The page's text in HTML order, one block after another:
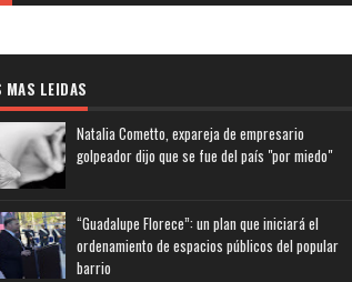
MAS LEIDAS
Natalia Cometto, expareja de empresario
golpeador dijo que se fue del país "por miedo"
“Guadalupe Florece”: un plan que iniciará el
ordenamiento de espacios públicos del popular
barrio